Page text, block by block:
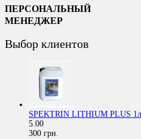
ПЕРСОНАЛЬНЫЙ
МЕНЕДЖЕР
Выбор клиентов
SPEKTRIN LITHIUM PLUS
5.00
300 грн.